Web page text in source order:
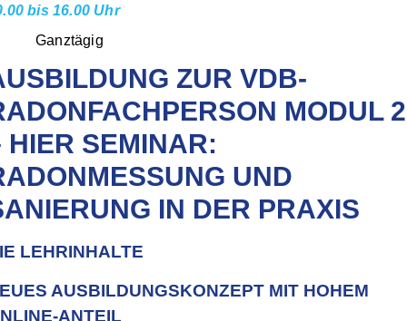
bis 16.00 Uhr
Ganztägig
ZUR VDB-
MODUL 2
HIER SEMINAR:
UND
IN DER PRAXIS
LEHRINHALTE
AUSBILDUNGSKONZEPT MIT HOHEM
ANTEIL